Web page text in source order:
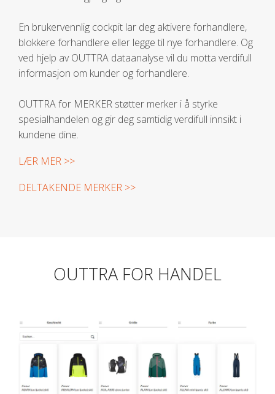
En brukervennlig cockpit lar deg aktivere forhandlere,
blokkere forhandlere eller legge til nye forhandlere. Og
ved hjelp av OUTTRA dataanalyse vil du motta verdifull
informasjon om kunder og forhandlere.
OUTTRA for MERKER støtter merker i å styrke
spesialhandelen og gir deg samtidig verdifull innsikt i
kundene dine.
LÆR MER >>
DELTAKENDE MERKER >>
OUTTRA FOR HANDEL